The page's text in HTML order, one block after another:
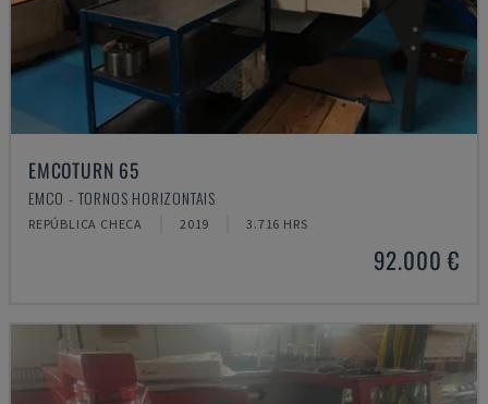
EMCOTURN 65
EMCO - TORNOS HORIZONTAIS
REPÚBLICA CHECA 2019 3.716 HRS
92.000 €